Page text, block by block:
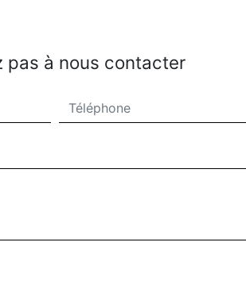
pas à nous contacter